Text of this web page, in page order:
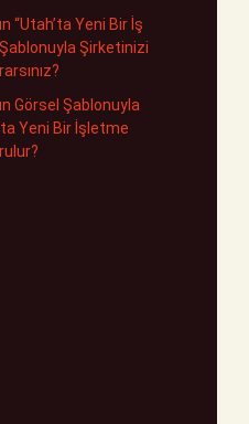
“Utah’ta Yeni Bir İş
Şirketinizi
Görsel Şablonuyla
Yeni Bir İşletme